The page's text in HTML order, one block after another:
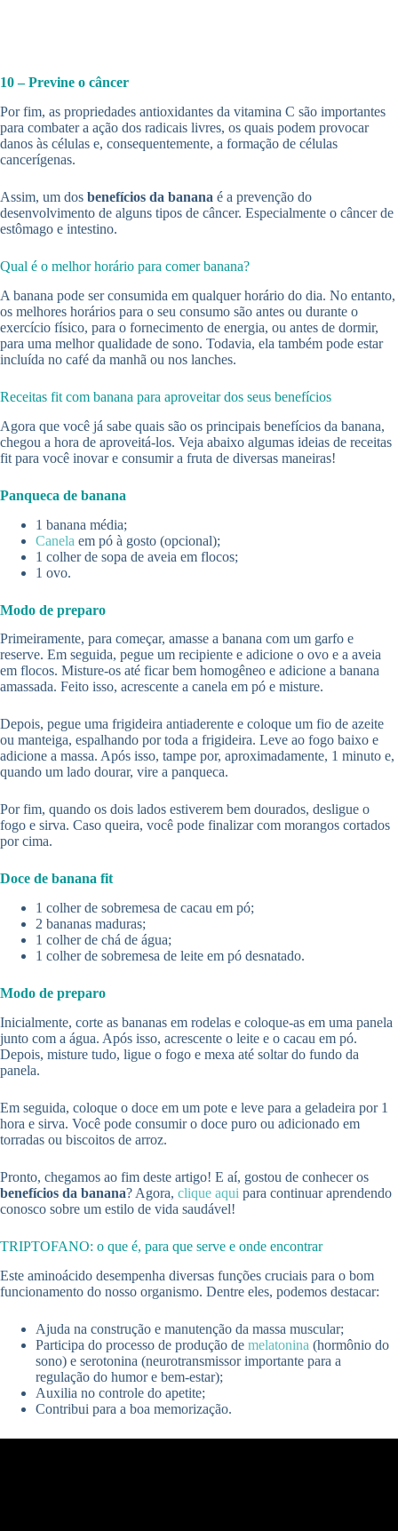
10 – Previne o câncer
Por fim, as propriedades antioxidantes da vitamina C são importantes
para combater a ação dos radicais livres, os quais podem provocar
danos às células e, consequentemente, a formação de células
cancerígenas.
Assim, um dos benefícios da banana é a prevenção do
desenvolvimento de alguns tipos de câncer. Especialmente o câncer de
estômago e intestino.
Qual é o melhor horário para comer banana?
A banana pode ser consumida em qualquer horário do dia. No entanto,
os melhores horários para o seu consumo são antes ou durante o
exercício físico, para o fornecimento de energia, ou antes de dormir,
para uma melhor qualidade de sono. Todavia, ela também pode estar
incluída no café da manhã ou nos lanches.
Receitas fit com banana para aproveitar dos seus benefícios
Agora que você já sabe quais são os principais benefícios da banana,
chegou a hora de aproveitá-los. Veja abaixo algumas ideias de receitas
fit para você inovar e consumir a fruta de diversas maneiras!
Panqueca de banana
1 banana média;
Canela em pó à gosto (opcional);
1 colher de sopa de aveia em flocos;
1 ovo.
Modo de preparo
Primeiramente, para começar, amasse a banana com um garfo e
reserve. Em seguida, pegue um recipiente e adicione o ovo e a aveia
em flocos. Misture-os até ficar bem homogêneo e adicione a banana
amassada. Feito isso, acrescente a canela em pó e misture.
Depois, pegue uma frigideira antiaderente e coloque um fio de azeite
ou manteiga, espalhando por toda a frigideira. Leve ao fogo baixo e
adicione a massa. Após isso, tampe por, aproximadamente, 1 minuto e,
quando um lado dourar, vire a panqueca.
Por fim, quando os dois lados estiverem bem dourados, desligue o
fogo e sirva. Caso queira, você pode finalizar com morangos cortados
por cima.
Doce de banana fit
1 colher de sobremesa de cacau em pó;
2 bananas maduras;
1 colher de chá de água;
1 colher de sobremesa de leite em pó desnatado.
Modo de preparo
Inicialmente, corte as bananas em rodelas e coloque-as em uma panela
junto com a água. Após isso, acrescente o leite e o cacau em pó.
Depois, misture tudo, ligue o fogo e mexa até soltar do fundo da
panela.
Em seguida, coloque o doce em um pote e leve para a geladeira por 1
hora e sirva. Você pode consumir o doce puro ou adicionado em
torradas ou biscoitos de arroz.
Pronto, chegamos ao fim deste artigo! E aí, gostou de conhecer os
benefícios da banana? Agora, clique aqui para continuar aprendendo
conosco sobre um estilo de vida saudável!
TRIPTOFANO: o que é, para que serve e onde encontrar
Este aminoácido desempenha diversas funções cruciais para o bom
funcionamento do nosso organismo. Dentre eles, podemos destacar:
Ajuda na construção e manutenção da massa muscular;
Participa do processo de produção de melatonina (hormônio do
sono) e serotonina (neurotransmissor importante para a
regulação do humor e bem-estar);
Auxilia no controle do apetite;
Contribui para a boa memorização.